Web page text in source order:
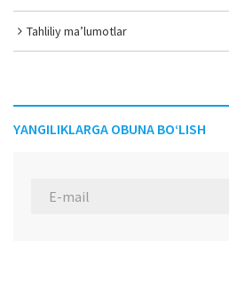
Tahliliy ma’lumotlar
YANGILIKLARGA OBUNA BO‘LISH